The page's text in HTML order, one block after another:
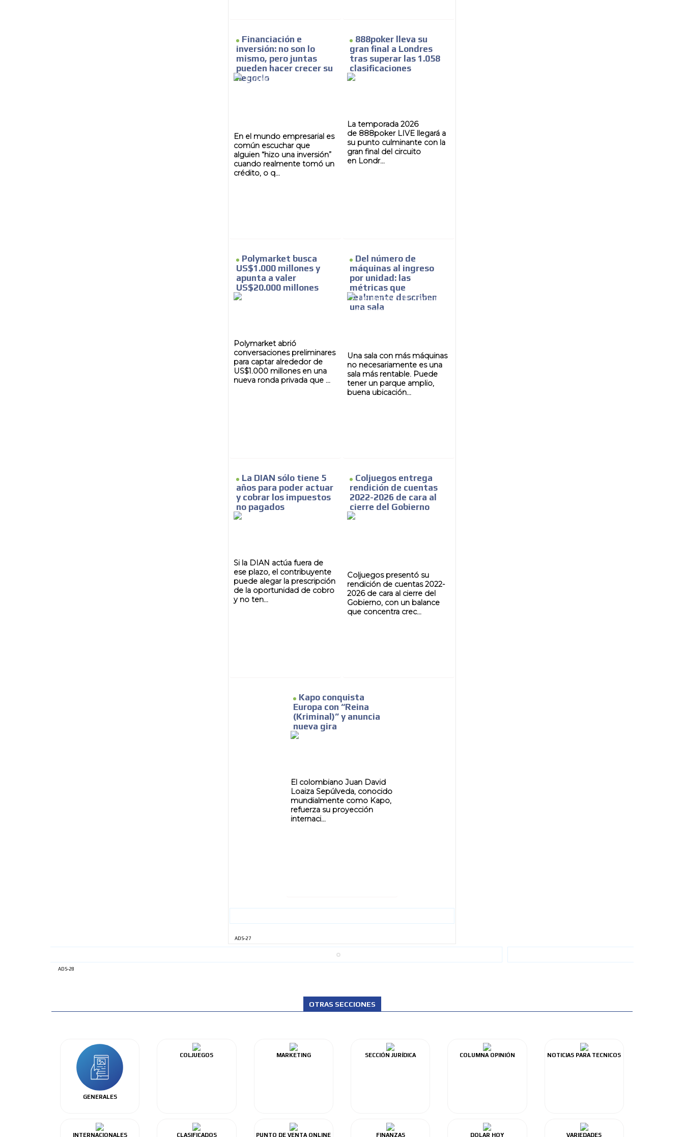
Financiación e
inversión: no son lo
mismo, pero juntas
pueden hacer crecer su
negocio
En el mundo empresarial es
común escuchar que
alguien “hizo una inversión”
cuando realmente tomó un
crédito, o q...
888poker lleva su
gran final a Londres
tras superar las 1.058
clasificaciones
La temporada 2026
de 888poker LIVE llegará a
su punto culminante con la
gran final del circuito
en Londr...
Polymarket busca
US$1.000 millones y
apunta a valer
US$20.000 millones
Polymarket abrió
conversaciones preliminares
para captar alrededor de
US$1.000 millones en una
nueva ronda privada que ...
Del número de
máquinas al ingreso
por unidad: las
métricas que
realmente describen
una sala
Una sala con más máquinas
no necesariamente es una
sala más rentable. Puede
tener un parque amplio,
buena ubicación...
La DIAN sólo tiene 5
años para poder actuar
y cobrar los impuestos
no pagados
Si la DIAN actúa fuera de
ese plazo, el contribuyente
puede alegar la prescripción
de la oportunidad de cobro
y no ten...
Coljuegos entrega
rendición de cuentas
2022-2026 de cara al
cierre del Gobierno
Coljuegos presentó su
rendición de cuentas 2022-
2026 de cara al cierre del
Gobierno, con un balance
que concentra crec...
Kapo conquista
Europa con “Reina
(Kriminal)” y anuncia
nueva gira
El colombiano Juan David
Loaiza Sepúlveda, conocido
mundialmente como Kapo,
refuerza su proyección
internaci...
ADS-27
ADS-28
OTRAS SECCIONES
GENERALES
COLJUEGOS MARKETING SECCIÓN JURÍDICA COLUMNA OPINIÓN NOTICIAS PARA TECNICOS
INTERNACIONALES CLASIFICADOS PUNTO DE VENTA ONLINE FINANZAS DOLAR HOY VARIEDADES
MVE